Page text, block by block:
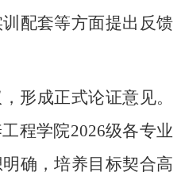
配套等方面提出反馈
形成正式论证意见。
程学院2026级各专业
确，培养目标契合高